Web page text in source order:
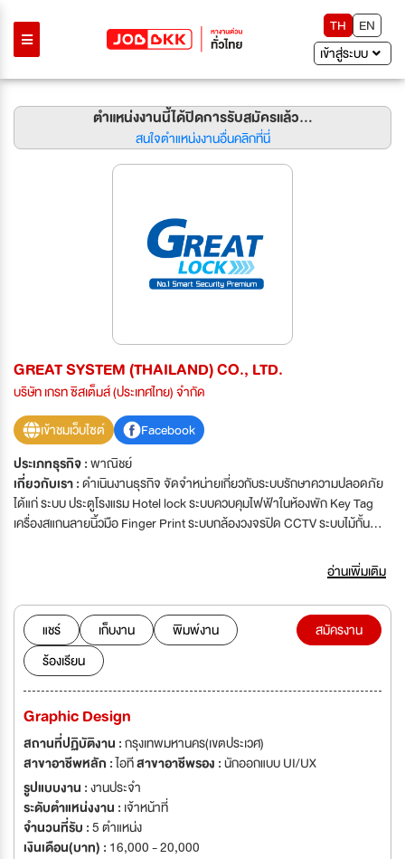
TH
EN
เข้าสู่ระบบ
ตำแหน่งงานนี้ได้ปิดการรับสมัครแล้ว...
สนใจตำแหน่งงานอื่นคลิกที่นี่
GREAT SYSTEM (THAILAND) CO., LTD.
บริษัท เกรท ซิสเต็มส์ (ประเทศไทย) จำกัด
เข้าชมเว็บไซต์
Facebook
ประเภทธุรกิจ :พาณิชย์
เกี่ยวกับเรา :ดำเนินงานธุรกิจ จัดจำหน่ายเกี่ยวกับระบบรักษาความปลอดภัย
ได้แก่ ระบบ ประตูโรงแรม Hotel lock ระบบควบคุมไฟฟ้าในห้องพัก Key Tag
เครื่องสแกนลายนิ้วมือ Finger Print ระบบกล้องวงจรปิด CCTV ระบบไม้กั้น
อ่านเพิ่มเติม
แชร์ เก็บงาน
พิมพ์งาน
ร้องเรียน
สมัครงาน
Graphic Design
สถานที่ปฏิบัติงาน :กรุงเทพมหานคร(เขตประเวศ)
สาขาอาชีพหลัก :ไอทีสาขาอาชีพรอง :นักออกแบบ UI/UX
รูปแบบงาน :งานประจำ
ระดับตำแหน่งงาน : เจ้าหน้าที่
จำนวนที่รับ :5 ตำแหน่ง
เงินเดือน(บาท) : 16,000 - 20,000